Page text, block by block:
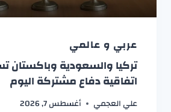
عربي و عالمي
تركيا والسعودية وباكستان
اتفاقية دفاع مشتركة اليوم
علي العجمي أغسطس 7, 2026